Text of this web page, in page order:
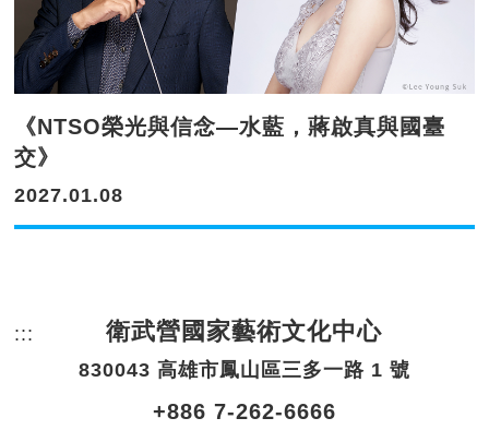
《NTSO榮光與信念—水藍，蔣啟真與國臺
交》
2027.01.08
::: 頁尾網站資訊。
衛武營國家藝術文化中心
830043 高雄市鳳山區三多一路 1 號
+886 7-262-6666